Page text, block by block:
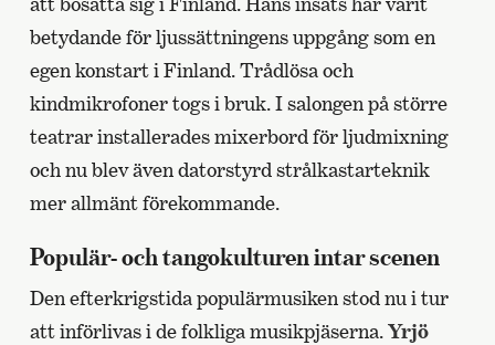
betydande för ljussättningens uppgång som en
egen konstart i Finland. Trådlösa och
kindmikrofoner togs i bruk. I salongen på större
teatrar installerades mixerbord för ljudmixning
och nu blev även datorstyrd strålkastarteknik
mer allmänt förekommande.
Populär- och tangokulturen intar scenen
Den efterkrigstida populärmusiken stod nu i tur
att införlivas i de folkliga musikpjäserna.Yrjö